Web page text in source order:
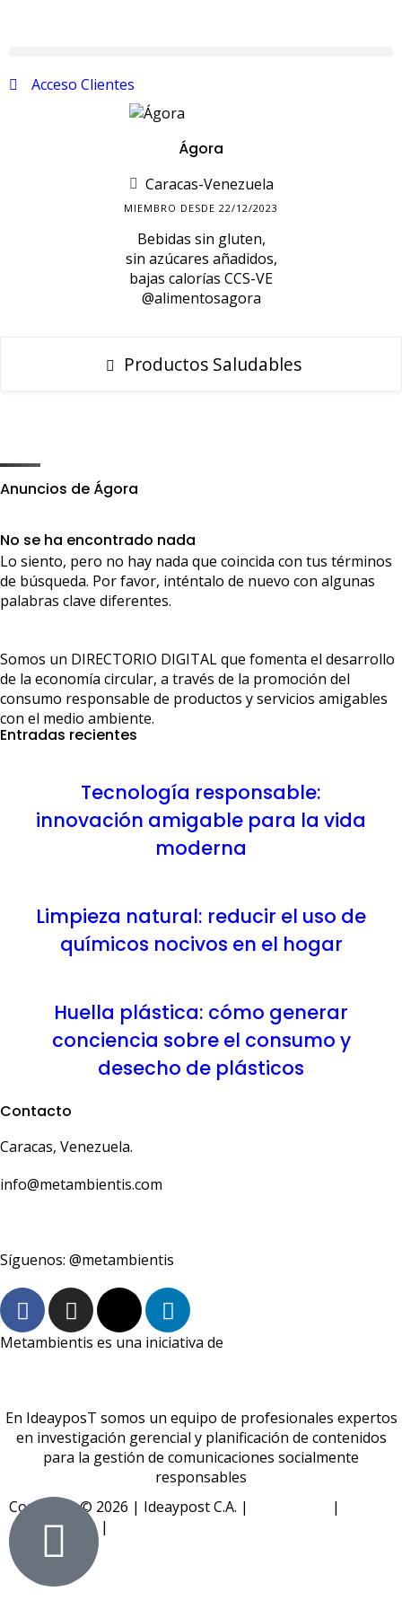
Acceso Clientes
Ágora
Caracas-Venezuela
MIEMBRO DESDE 22/12/2023
Bebidas sin gluten,
sin azúcares añadidos,
bajas calorías CCS-VE
@alimentosagora
Productos Saludables
Anuncios de Ágora
No se ha encontrado nada
Lo siento, pero no hay nada que coincida con tus términos
de búsqueda. Por favor, inténtalo de nuevo con algunas
palabras clave diferentes.
Somos un DIRECTORIO DIGITAL que fomenta el desarrollo
de la economía circular, a través de la promoción del
consumo responsable de productos y servicios amigables
con el medio ambiente.
Entradas recientes
Tecnología responsable:
innovación amigable para la vida
moderna
Limpieza natural: reducir el uso de
químicos nocivos en el hogar
Huella plástica: cómo generar
conciencia sobre el consumo y
desecho de plásticos
Contacto
Caracas, Venezuela.
info@metambientis.com
Síguenos: @metambientis
Metambientis es una iniciativa de
En IdeayposT somos un equipo de profesionales expertos
en investigación gerencial y planificación de contenidos
para la gestión de comunicaciones socialmente
responsables
Copyright © 2026 | Ideaypost C.A. |
|
de Privacidad|